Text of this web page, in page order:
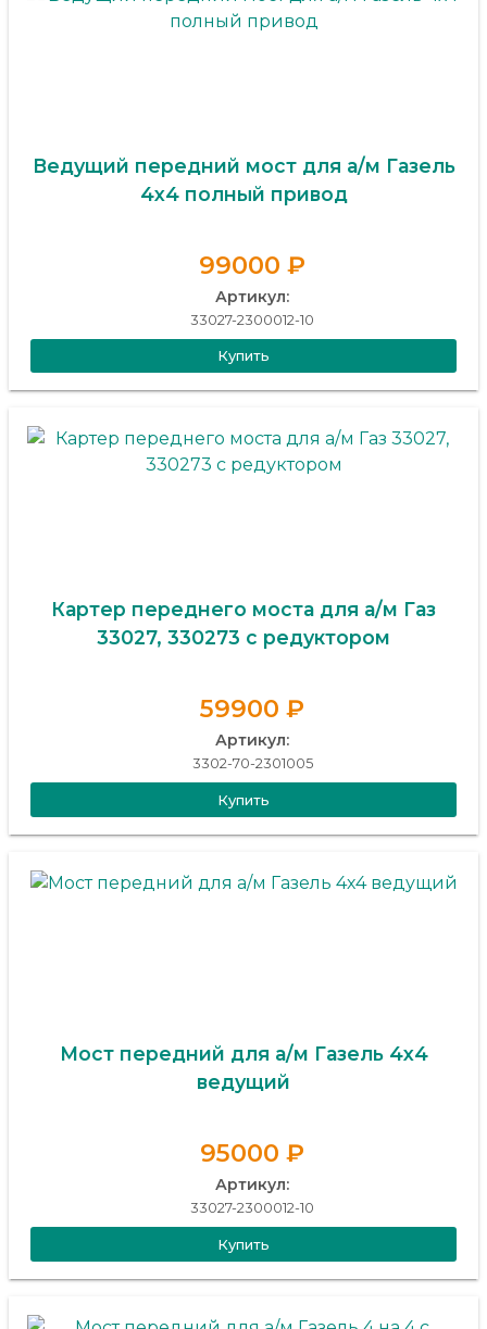
Ведущий передний мост для а/м Газель
4х4 полный привод
99000 ₽
Артикул:
33027-2300012-10
Купить
Картер переднего моста для а/м Газ
33027, 330273 с редуктором
59900 ₽
Артикул:
3302-70-2301005
Купить
Мост передний для а/м Газель 4х4
ведущий
95000 ₽
Артикул:
33027-2300012-10
Купить